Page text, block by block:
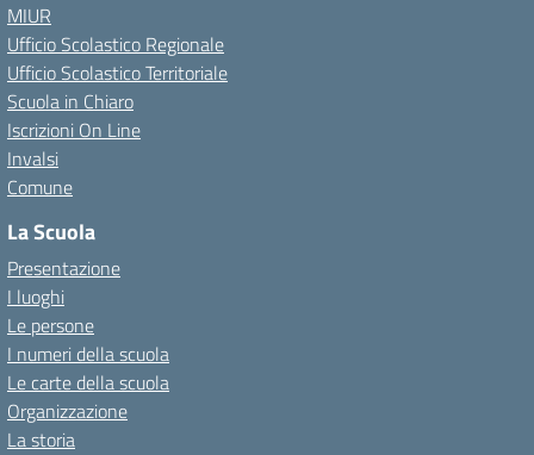
MIUR
Ufficio Scolastico Regionale
Ufficio Scolastico Territoriale
Scuola in Chiaro
Iscrizioni On Line
Invalsi
Comune
La Scuola
Presentazione
I luoghi
Le persone
I numeri della scuola
Le carte della scuola
Organizzazione
La storia